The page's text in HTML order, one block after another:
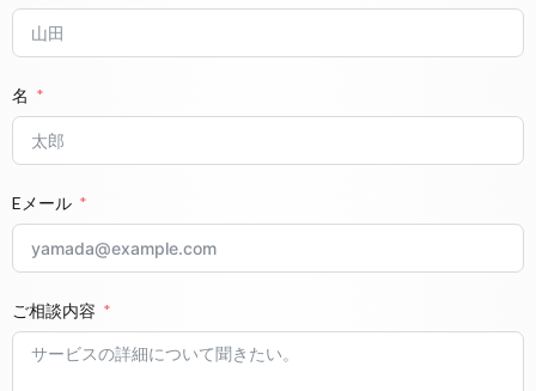
名
Eメール
ご相談内容